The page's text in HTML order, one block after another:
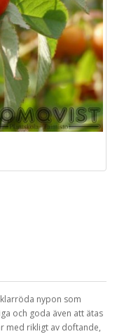
nypon som
och goda även att ätas
med rikligt av doftande,